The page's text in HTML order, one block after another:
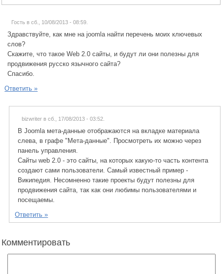
Гость в сб., 10/08/2013 - 08:59.
Здравствуйте, как мне на joomla найти перечень моих ключевых
слов?
Скажите, что такое Web 2.0 сайты, и будут ли они полезны для
продвижения русско язычного сайта?
Спасибо.
Ответить »
bizwriter в сб., 17/08/2013 - 03:52.
В Joomla мета-данные отображаются на вкладке материала
слева, в графе "Мета-данные". Просмотреть их можно через
панель управления.
Сайты web 2.0 - это сайты, на которых какую-то часть контента
создают сами пользователи. Самый известный пример -
Википедия. Несомненно такие проекты будут полезны для
продвижения сайта, так как они любимы пользователями и
посещаемы.
Ответить »
Комментировать